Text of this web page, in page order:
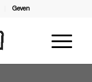
Geven